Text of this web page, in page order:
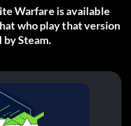
Warfare is available
who play that version
by Steam.